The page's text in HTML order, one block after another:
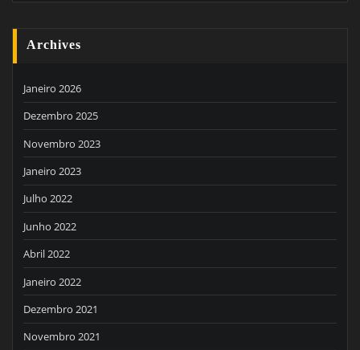
Archives
Janeiro 2026
Dezembro 2025
Novembro 2023
Janeiro 2023
Julho 2022
Junho 2022
Abril 2022
Janeiro 2022
Dezembro 2021
Novembro 2021